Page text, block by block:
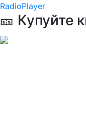
RadioPlayer
🎫 Купуйте